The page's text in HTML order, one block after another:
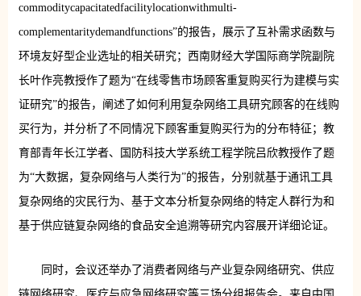
commoditycapacitatedfacilitylocationwithmulti-
complementaritydemandfunctions”的报告，展示了互补需求函数与
环境友好型企业选址的相关研究；西南财经大学国际商学院副院
长叶作亮教授作了题为“在线零售市场顾客重复购买行为建模与实
证研究”的报告，阐述了如何利用复杂网络工具研究顾客的在线购
买行为，并分析了不同情况下顾客重复购买行为的分布特征；教
育部青年长江学者、国防科技大学系统工程学院吕欣教授作了题
为“大数据，复杂网络与人类行为”的报告，分别就基于通讯工具
复杂网络的灾民行为、基于文本分析复杂网络的特定人群行为和
基于供应链复杂网络的食品安全追溯等研究内容展开详细论证。
同时，会议还举办了消费者网络与产业复杂网络研究、供应